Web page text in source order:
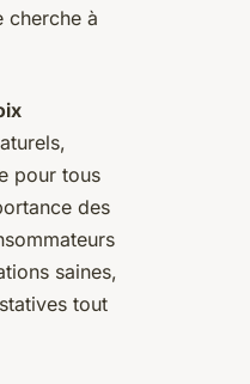
cherche à
pour tous
des
saines,
tout